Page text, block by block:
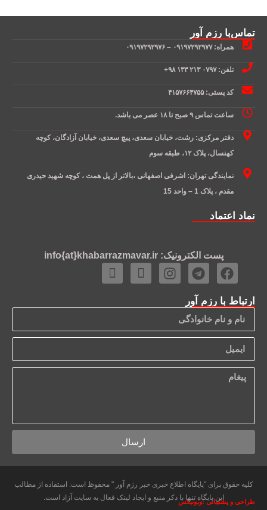
تماس‌با رزم آور
همراه: ۰۹۱۹۷۲۹۲۹۷۷ – ۰۹۱۹۷۲۹۲۹۷۶
تلفن: ۰۷۹۷ ۲۱۳ ۱۳۳ ۹۸+
کد پستی: ۴۱۵۷۶۶۴۷۵۵
ساعت تماس ۹ صبح تا ۱۸ عصر می باشد.
دفتر مرکزی: رشت، خیابان سعدی، پیچ سعدی، خیابان آزادگان، کوچه
کهنسال، پلاک ۱۲، طبقه سوم
نمایندگی تهران: اشرفی اصفهانی ،بالاتر از پل همت ، کوچه شهید حیدری
مقدم ، پلاک 1 – واحد 15
پست الکترونیک: info{at}khabarrazmavar.ir
نماد اعتماد
ارتباط با رزم آور
ارسال
طراحی و پشتیبانی :وبونیکس
کلیه حقوق برای "پایگاه اطلاع خبری خبر رزم آور " محفوظ است. استفاده از مطالب
این پایگاه تنها با ذکر منبع و ایجاد لینک فعال به سایت آزاد است.